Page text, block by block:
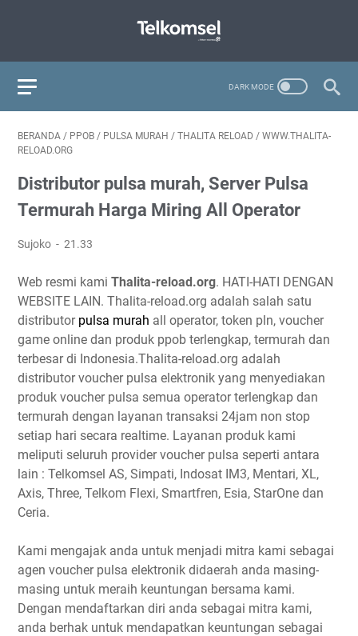
BERANDA / PPOB / PULSA MURAH / THALITA RELOAD / WWW.THALITA-
RELOAD.ORG
Distributor pulsa murah, Server Pulsa
Termurah Harga Miring All Operator
Sujoko 21.33
Web resmi kami Thalita-reload.org. HATI-HATI DENGAN
WEBSITE LAIN. Thalita-reload.org adalah salah satu
distributor pulsa murah all operator, token pln, voucher
game online dan produk ppob terlengkap, termurah dan
terbesar di Indonesia.Thalita-reload.org adalah
distributor voucher pulsa elektronik yang menyediakan
produk voucher pulsa semua operator terlengkap dan
termurah dengan layanan transaksi 24jam non stop
setiap hari secara realtime. Layanan produk kami
meliputi seluruh provider voucher pulsa seperti antara
lain : Telkomsel AS, Simpati, Indosat IM3, Mentari, XL,
Axis, Three, Telkom Flexi, Smartfren, Esia, StarOne dan
Ceria.
Kami mengajak anda untuk menjadi mitra kami sebagai
agen voucher pulsa elektronik didaerah anda masing-
masing untuk meraih keuntungan bersama kami.
Dengan mendaftarkan diri anda sebagai mitra kami,
anda berhak untuk mendapatkan keuntungan sebagai